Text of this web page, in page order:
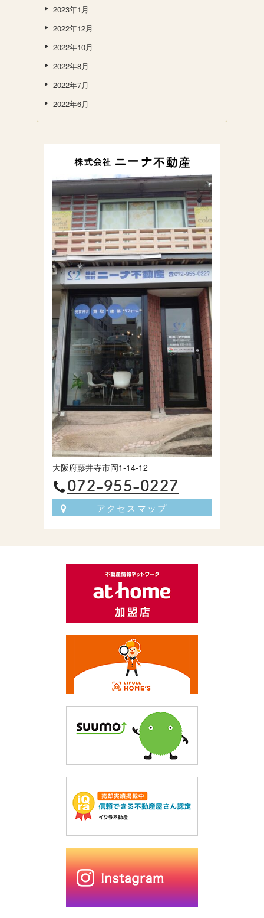
2023年1月
2022年12月
2022年10月
2022年8月
2022年7月
2022年6月
株式会社ニーナ不動
産
大阪府藤井寺市岡1-14-12
072-955-0227
アクセスマップ